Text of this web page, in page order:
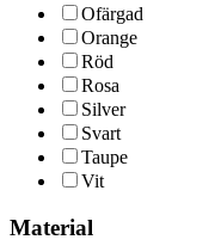
Ofärgad
Orange
Röd
Rosa
Silver
Svart
Taupe
Vit
Material